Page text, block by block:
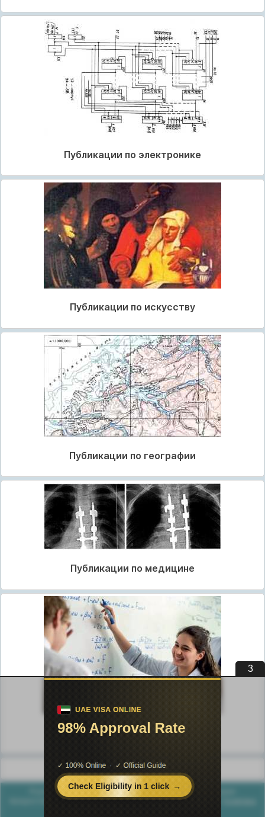
Публикации по электронике
Публикации по искусству
Публикации по географии
Публикации по медицине
Публикации по педагогике
Разделы публикаций
Poznayka.org - Познайка.Орг - 2016-2026 год. Материал
предоставляется для ознакомительных и учебных целей.
2